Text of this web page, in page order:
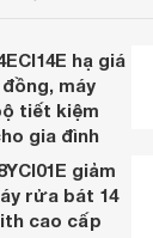
tốt nhất và cách
bài viết sau.
hạ giá
máy
tiết kiệm
gia đình
giảm
rửa bát 14
cao cấp